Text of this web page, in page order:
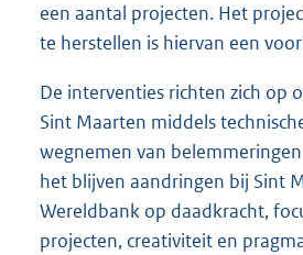
een aantal projecten. Het
te herstellen is hiervan een
De interventies richten zich op
Sint Maarten middels
wegnemen van
het blijven aandringen bij Sint
Wereldbank op daadkracht,
projecten, creativiteit en